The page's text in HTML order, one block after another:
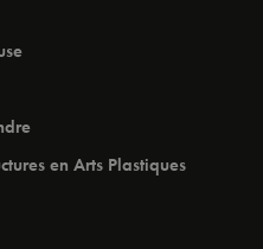
en Arts Plastiques